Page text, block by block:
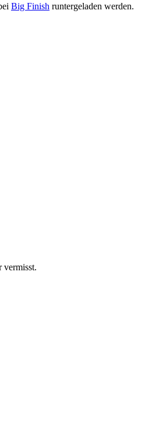
Big Finish runtergeladen werden.
vermisst.